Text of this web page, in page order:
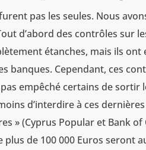
pas les seules. Nous
d’abord des contrôles sur
étanches, mais ils
banques. Cependant, ces
empêché certains de sortir
d’interdire à ces
» (Cyprus Popular et Bank
plus de 100 000 Euros seront